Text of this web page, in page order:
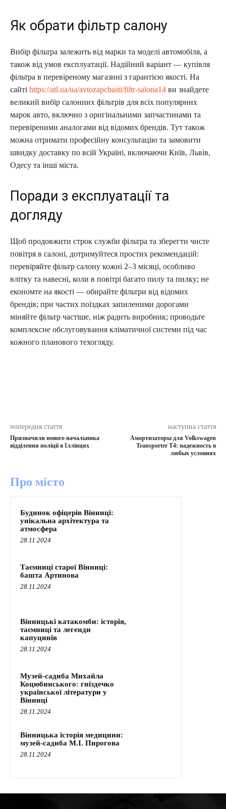
Як обрати фільтр салону
Вибір фільтра залежить від марки та моделі автомобіля, а
також від умов експлуатації. Надійний варіант — купівля
фільтра в перевіреному магазині з гарантією якості. На
сайті https://atl.ua/ua/avtozapchasti/filtr-salona14 ви знайдете
великий вибір салонних фільтрів для всіх популярних
марок авто, включно з оригінальними запчастинами та
перевіреними аналогами від відомих брендів. Тут також
можна отримати професійну консультацію та замовити
швидку доставку по всій Україні, включаючи Київ, Львів,
Одесу та інші міста.
Поради з експлуатації та
догляду
Щоб продовжити строк служби фільтра та зберегти чисте
повітря в салоні, дотримуйтеся простих рекомендацій:
перевіряйте фільтр салону кожні 2–3 місяці, особливо
влітку та навесні, коли в повітрі багато пилу та пилку; не
економте на якості — обирайте фільтри від відомих
брендів; при частих поїздках запиленими дорогами
міняйте фільтр частіше, ніж радить виробник; проводьте
комплексне обслуговування кліматичної системи під час
кожного планового техогляду.
попередня стаття
Призначили нового начальника
відділення поліції в Іллінцях
наступна стаття
Амортизаторы для Volkswagen
Transporter T4: надежность в
любых условиях
Про місто
Будинок офіцерів Вінниці:
унікальна архітектура та
атмосфера
28.11.2024
Таємниці старої Вінниці:
башта Артинова
28.11.2024
Вінницькі катакомби: історія,
таємниці та легенди
капуцинів
28.11.2024
Музей-садиба Михайла
Коцюбинського: гніздечко
української літератури у
Вінниці
28.11.2024
Вінницька історія медицини:
музей-садиба М.І. Пирогова
28.11.2024